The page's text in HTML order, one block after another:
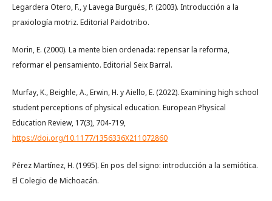
Legardera Otero, F., y Lavega Burgués, P. (2003). Introducción a la
praxiología motriz. Editorial Paidotribo.
Morin, E. (2000). La mente bien ordenada: repensar la reforma,
reformar el pensamiento. Editorial Seix Barral.
Murfay, K., Beighle, A., Erwin, H. y Aiello, E. (2022). Examining high school
student perceptions of physical education. European Physical
Education Review, 17(3), 704-719,
https://doi.org/10.1177/1356336X211072860
Pérez Martínez, H. (1995). En pos del signo: introducción a la semiótica.
El Colegio de Michoacán.